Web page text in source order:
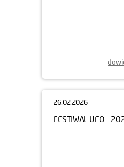
26.02.2026
FESTIWAL UFO -